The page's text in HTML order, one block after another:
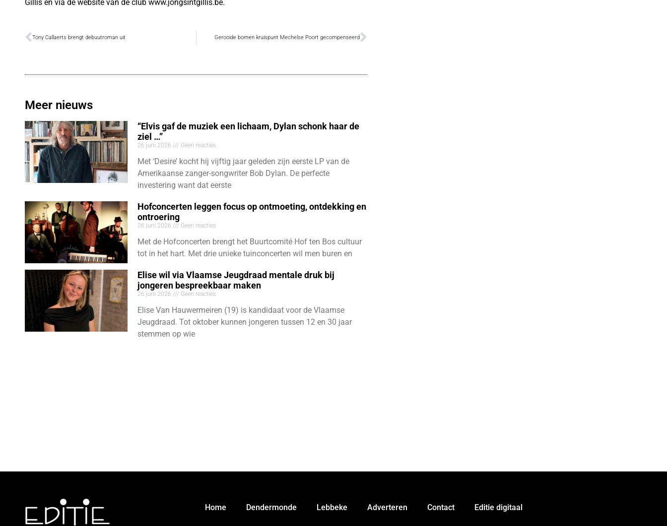
Gillis en via de website van de club www.jongsintgillis.be.
Tony Callaerts brengt debuutroman uit Gerooide bomen kruispunt Mechelse Poort gecompenseerd
Meer nieuws
“Elvis gaf de muziek een lichaam, Dylan schonk haar de
ziel …”
26 juni 2026 Geen reacties
Met ‘Desire’ kocht hij vijftig jaar geleden zijn eerste LP van de
Amerikaanse zanger-songwriter Bob Dylan. De perfecte
investering want dat eerste
Hofconcerten leggen focus op ontmoeting, ontdekking en
ontroering
26 juni 2026 Geen reacties
Met de Hofconcerten brengt het Buurtcomité Hof ten Bos cultuur
tot in het hart. Met drie unieke tuinconcerten wil men buren en
Elise wil via Vlaamse Jeugdraad mentale druk bij
jongeren bespreekbaar maken
26 juni 2026 Geen reacties
Elise Van Hauwermeiren (19) is kandidaat voor de Vlaamse
Jeugdraad. Tot oktober kunnen jongeren tussen 12 en 30 jaar
stemmen op wie
Home Dendermonde Lebbeke Adverteren Contact Editie digitaal